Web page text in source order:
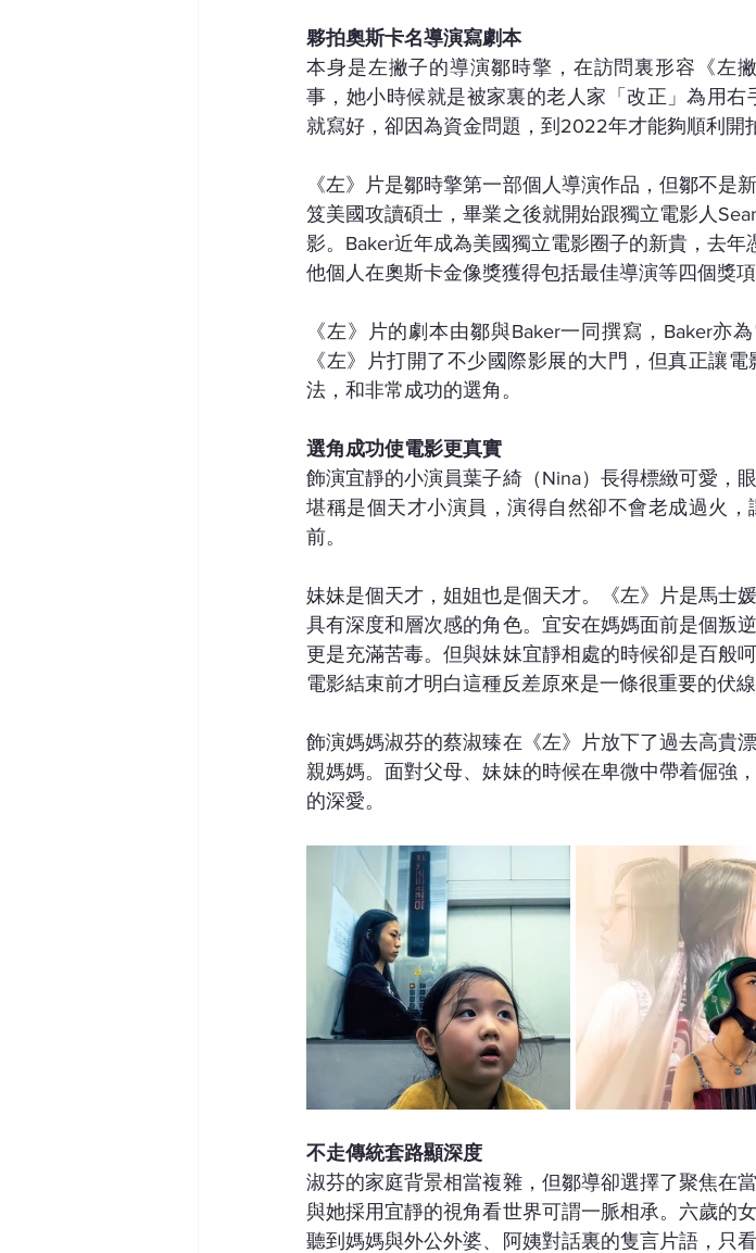
夥拍奧斯卡名導演寫劇本
本身是左撇子的導演鄒時擎，在訪問裏形容《左
事，她小時候就是被家裏的老人家「改正」為用
就寫好，卻因為資金問題，到2022年才能夠順利開
《左》片是鄒時擎第一部個人導演作品，但鄒不是
笈美國攻讀碩士，畢業之後就開始跟獨立電影人
影。Baker近年成為美國獨立電影圈子的新貴，去年
他個人在奧斯卡金像獎獲得包括最佳導演等四個獎項
《左》片的劇本由鄒與Baker一同撰寫，Baker亦
《左》片打開了不少國際影展的大門，但真正讓
法，和非常成功的選角。
選角成功使電影更真實
飾演宜靜的小演員葉子綺（Nina）長得標緻可愛，
堪稱是個天才小演員，演得自然卻不會老成過火
前。
妹妹是個天才，姐姐也是個天才。《左》片是馬士
具有深度和層次感的角色。宜安在媽媽面前是個叛
更是充滿苦毒。但與妹妹宜靜相處的時候卻是百般
電影結束前才明白這種反差原來是一條很重要的伏
飾演媽媽淑芬的蔡淑臻在《左》片放下了過去高貴
親媽媽。面對父母、妹妹的時候在卑微中帶着倔強
的深愛。
不走傳統套路顯深度
淑芬的家庭背景相當複雜，但鄒導卻選擇了聚焦在
與她採用宜靜的視角看世界可謂一脈相承。六歲的
聽到媽媽與外公外婆、阿姨對話裏的隻言片語，只